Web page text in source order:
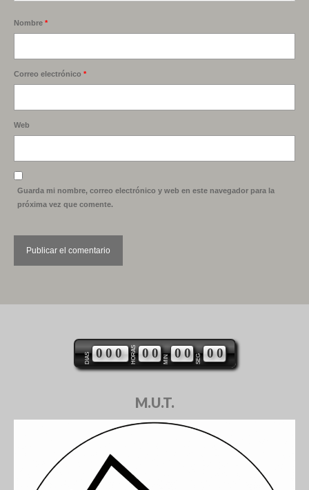
Nombre *
Correo electrónico *
Web
Guarda mi nombre, correo electrónico y web en este navegador para la
próxima vez que comente.
DIAS 000 HORAS 00 MIN 00 SEG 00
M.U.T.